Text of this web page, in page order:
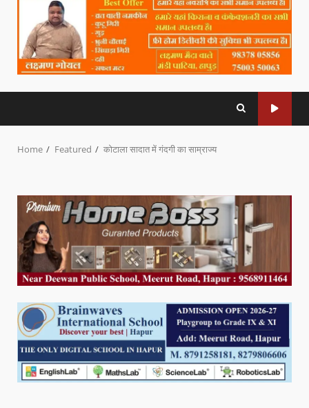
Home Featured कोटाला सादात में गंदगी का साम्राज्य